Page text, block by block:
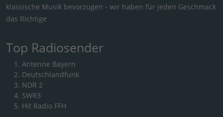
klassische Musik bevorzugen - wir haben für jeden Geschmack
das Richtige
Top Radiosender
Antenne Bayern
Deutschlandfunk
NDR 2
SWR3
Hit Radio FFH